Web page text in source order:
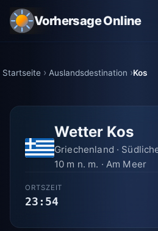
Vorhersage Online
Startseite Auslandsdestination Kos
Wetter Kos
Griechenland ·
10 m n. m. · Am Meer
ORTSZEIT
23:54